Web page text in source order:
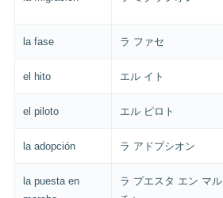
la fase ラ ファセ
el hito エル イト
el piloto エル ピロト
la adopción ラ アドプシオン
la puesta en
ラ プエスタ エン マル